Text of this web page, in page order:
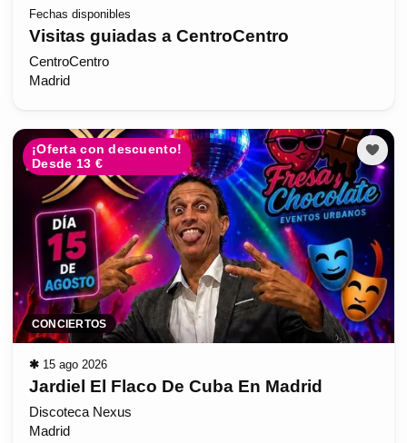
Fechas disponibles
Visitas guiadas a CentroCentro
CentroCentro
Madrid
¡Oferta con descuento!
Desde 13 €
CONCIERTOS
✱ 15 ago 2026
Jardiel El Flaco De Cuba En Madrid
Discoteca Nexus
Madrid